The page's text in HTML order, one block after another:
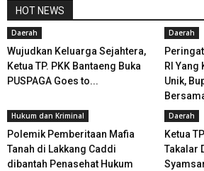
HOT NEWS
Daerah
Wujudkan Keluarga Sejahtera,
Ketua TP. PKK Bantaeng Buka
PUSPAGA Goes to...
Daerah
RI
Unik,
Hukum dan Kriminal
Polemik Pemberitaan Mafia
Tanah di Lakkang Caddi
dibantah Penasehat Hukum
Daerah
Ketua
Takalar